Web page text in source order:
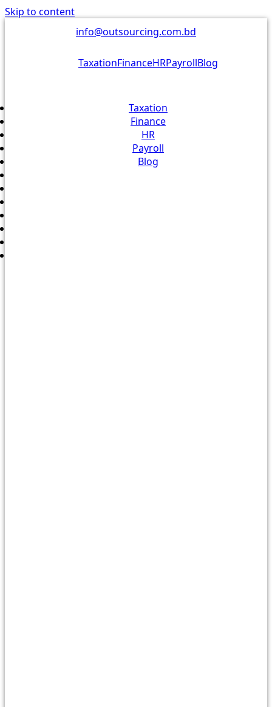
Skip to content
info@outsourcing.com.bd
TaxationFinanceHRPayrollBlog
Taxation
Finance
HR
Payroll
Blog